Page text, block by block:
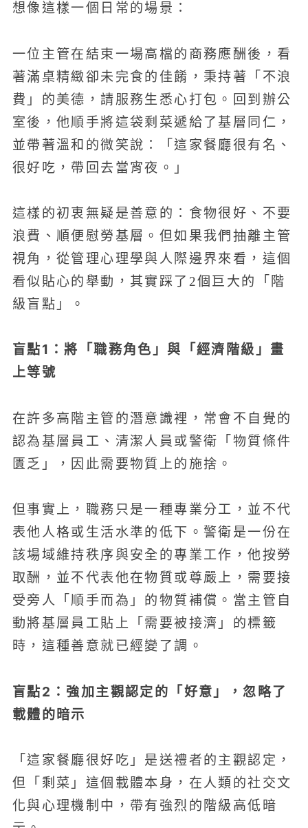
想像這樣一個日常的場景：
一位主管在結束一場高檔的商務應酬後，看
著滿桌精緻卻未完食的佳餚，秉持著「不浪
費」的美德，請服務生悉心打包。回到辦公
室後，他順手將這袋剩菜遞給了基層同仁，
並帶著溫和的微笑說：「這家餐廳很有名、
很好吃，帶回去當宵夜。」
這樣的初衷無疑是善意的：食物很好、不要
浪費、順便慰勞基層。但如果我們抽離主管
視角，從管理心理學與人際邊界來看，這個
看似貼心的舉動，其實踩了2個巨大的「階
級盲點」。
盲點1：將「職務角色」與「經濟階級」畫
上等號
在許多高階主管的潛意識裡，常會不自覺的
認為基層員工、清潔人員或警衛「物質條件
匱乏」，因此需要物質上的施捨。
但事實上，職務只是一種專業分工，並不代
表他人格或生活水準的低下。警衛是一份在
該場域維持秩序與安全的專業工作，他按勞
取酬，並不代表他在物質或尊嚴上，需要接
受旁人「順手而為」的物質補償。當主管自
動將基層員工貼上「需要被接濟」的標籤
時，這種善意就已經變了調。
盲點2：強加主觀認定的「好意」，忽略了
載體的暗示
「這家餐廳很好吃」是送禮者的主觀認定，
但「剩菜」這個載體本身，在人類的社交文
化與心理機制中，帶有強烈的階級高低暗